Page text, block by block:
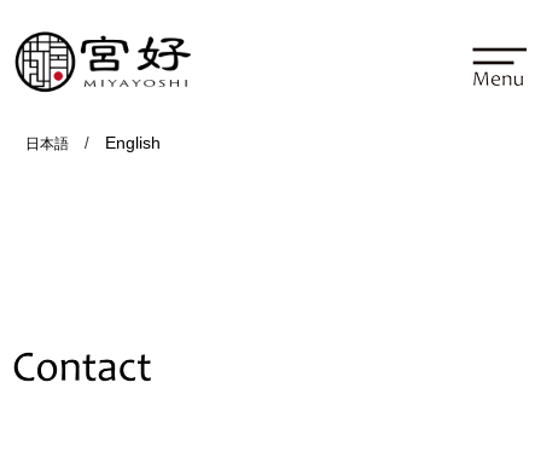
日本語 / English